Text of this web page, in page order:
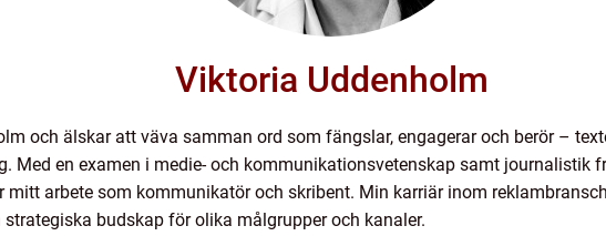
Viktoria Uddenholm
och älskar att väva samman ord som fängslar, engagerar och berör –
Med en examen i medie- och kommunikationsvetenskap samt journalistik
mitt arbete som kommunikatör och skribent. Min karriär inom
budskap för olika målgrupper och kanaler.